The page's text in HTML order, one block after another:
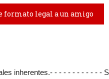
formato legal a un amigo
inherentes.- - - - - - - - - - - -